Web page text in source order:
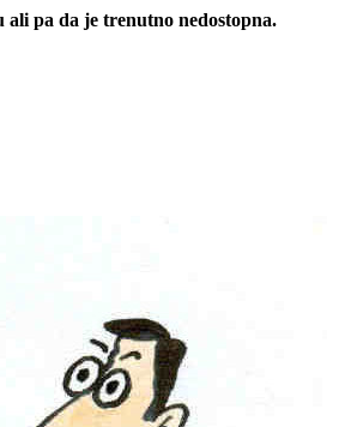
pa da je trenutno nedostopna.